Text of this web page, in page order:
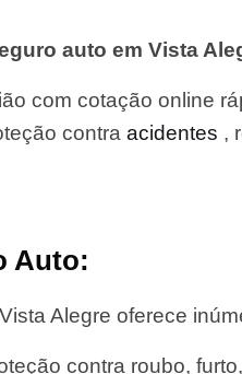
auto em Vista
com cotação online
contra acidentes ,
Auto:
Alegre oferece
contra roubo,